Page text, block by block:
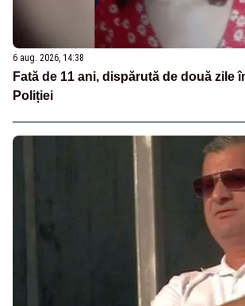
6 aug. 2026, 14:38
Fată de 11 ani, dispărută de două zile
Poliției